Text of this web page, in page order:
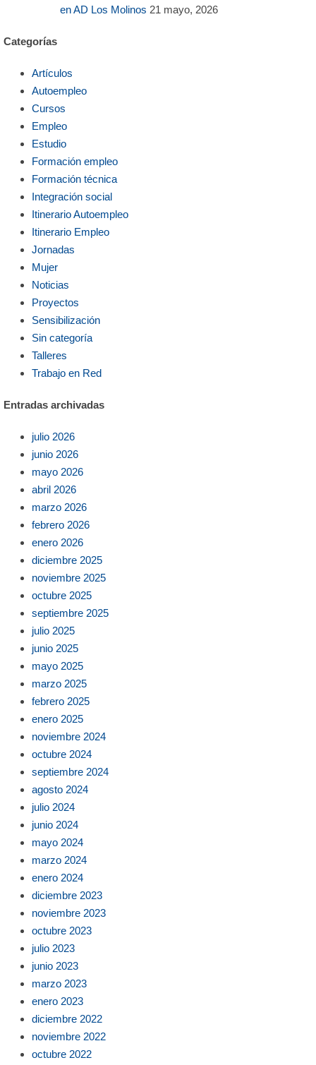
en AD Los Molinos 21 mayo, 2026
Categorías
Artículos
Autoempleo
Cursos
Empleo
Estudio
Formación empleo
Formación técnica
Integración social
Itinerario Autoempleo
Itinerario Empleo
Jornadas
Mujer
Noticias
Proyectos
Sensibilización
Sin categoría
Talleres
Trabajo en Red
Entradas archivadas
julio 2026
junio 2026
mayo 2026
abril 2026
marzo 2026
febrero 2026
enero 2026
diciembre 2025
noviembre 2025
octubre 2025
septiembre 2025
julio 2025
junio 2025
mayo 2025
marzo 2025
febrero 2025
enero 2025
noviembre 2024
octubre 2024
septiembre 2024
agosto 2024
julio 2024
junio 2024
mayo 2024
marzo 2024
enero 2024
diciembre 2023
noviembre 2023
octubre 2023
julio 2023
junio 2023
marzo 2023
enero 2023
diciembre 2022
noviembre 2022
octubre 2022